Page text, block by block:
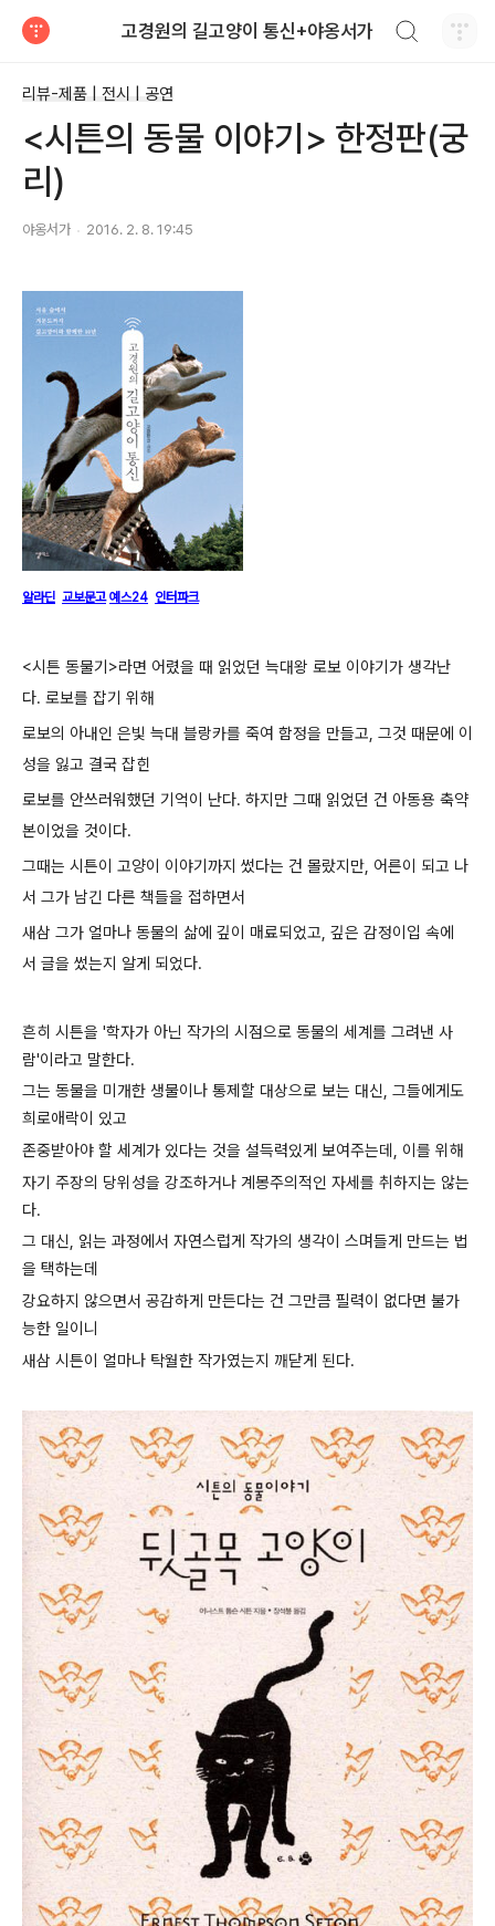
고경원의 길고양이 통신+야옹서가
리뷰-제품 | 전시 | 공연
<시튼의 동물 이야기> 한정판(궁
리)
야옹서가 2016. 2. 8. 19:45
알라딘 교보문고 예스24 인터파크
<시튼 동물기>라면 어렸을 때 읽었던 늑대왕 로보 이야기가 생각난
다. 로보를 잡기 위해
로보의 아내인 은빛 늑대 블랑카를 죽여 함정을 만들고, 그것 때문에 이
성을 잃고 결국 잡힌
로보를 안쓰러워했던 기억이 난다. 하지만 그때 읽었던 건 아동용 축약
본이었을 것이다.
그때는 시튼이 고양이 이야기까지 썼다는 건 몰랐지만, 어른이 되고 나
서 그가 남긴 다른 책들을 접하면서
새삼 그가 얼마나 동물의 삶에 깊이 매료되었고, 깊은 감정이입 속에
서 글을 썼는지 알게 되었다.
흔히 시튼을 '학자가 아닌 작가의 시점으로 동물의 세계를 그려낸 사
람'이라고 말한다.
그는 동물을 미개한 생물이나 통제할 대상으로 보는 대신, 그들에게도
희로애락이 있고
존중받아야 할 세계가 있다는 것을 설득력있게 보여주는데, 이를 위해
자기 주장의 당위성을 강조하거나 계몽주의적인 자세를 취하지는 않는
다.
그 대신, 읽는 과정에서 자연스럽게 작가의 생각이 스며들게 만드는 법
을 택하는데
강요하지 않으면서 공감하게 만든다는 건 그만큼 필력이 없다면 불가
능한 일이니
새삼 시튼이 얼마나 탁월한 작가였는지 깨닫게 된다.